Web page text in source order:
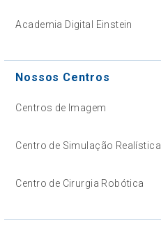
Academia Digital Einstein
Nossos Centros
Centros de Imagem
Centro de Simulação Realística
Centro de Cirurgia Robótica